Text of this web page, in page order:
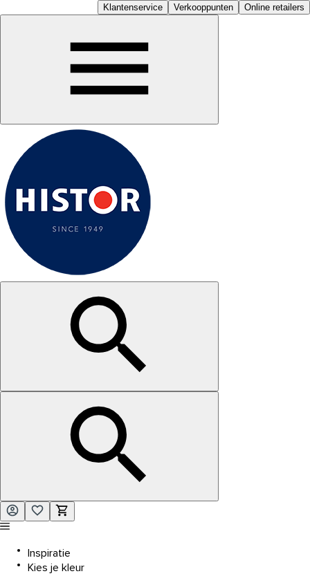
Klantenservice Verkooppunten Online retailers
Inspiratie
Kies je kleur